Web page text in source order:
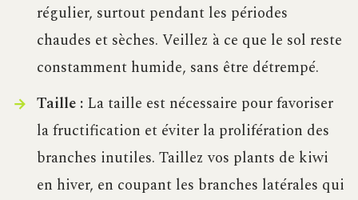
régulier, surtout pendant les périodes
chaudes et sèches. Veillez à ce que le sol reste
constamment humide, sans être détrempé.
Taille :La taille est nécessaire pour favoriser
la fructification et éviter la prolifération des
branches inutiles. Taillez vos plants de kiwi
en hiver, en coupant les branches latérales qui